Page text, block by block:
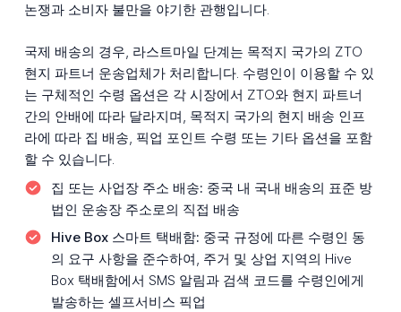
논쟁과 소비자 불만을 야기한 관행입니다.
국제 배송의 경우, 라스트마일 단계는 목적지 국가의 ZTO
현지 파트너 운송업체가 처리합니다. 수령인이 이용할 수 있
는 구체적인 수령 옵션은 각 시장에서 ZTO와 현지 파트너
간의 안배에 따라 달라지며, 목적지 국가의 현지 배송 인프
라에 따라 집 배송, 픽업 포인트 수령 또는 기타 옵션을 포함
할 수 있습니다.
집 또는 사업장 주소 배송: 중국 내 국내 배송의 표준 방
법인 운송장 주소로의 직접 배송
Hive Box 스마트 택배함: 중국 규정에 따른 수령인 동
의 요구 사항을 준수하여, 주거 및 상업 지역의 Hive
Box 택배함에서 SMS 알림과 검색 코드를 수령인에게
발송하는 셀프서비스 픽업